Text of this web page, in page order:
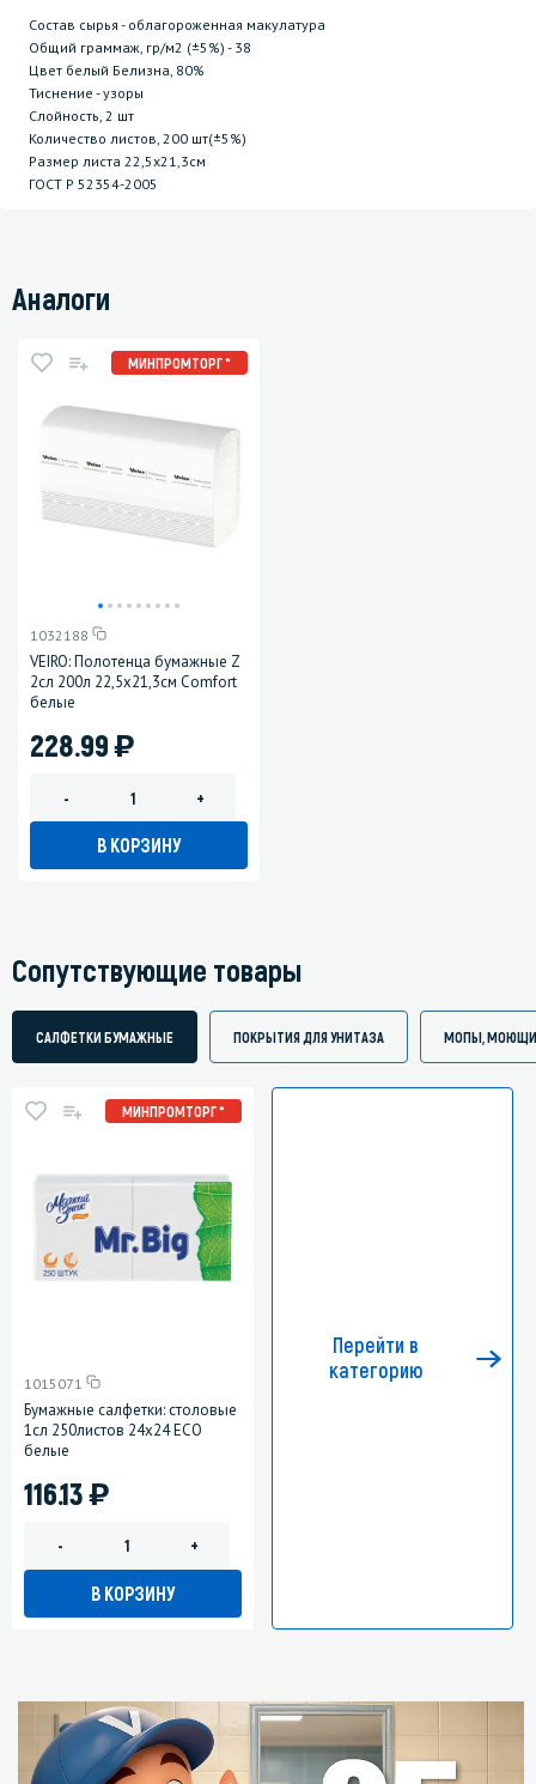
Состав сырья - облагороженная макулатура
Общий граммаж, гр/м2 (±5%) - 38
Цвет белый Белизна, 80%
Тиснение - узоры
Слойность, 2 шт
Количество листов, 200 шт(±5%)
Размер листа 22,5х21,3см
ГОСТ P 52354-2005
Аналоги
МИНПРОМТОРГ *
1032188
VEIRO: Полотенца бумажные Z
2сл 200л 22,5х21,3см Comfort
белые
228.99)
- +
В КОРЗИНУ
Сопутствующие товары
САЛФЕТКИ БУМАЖНЫЕ ПОКРЫТИЯ ДЛЯ УНИТАЗА МОПЫ,
МИНПРОМТОРГ *
1015071
Бумажные салфетки: столовые
1сл 250листов 24х24 ЕСО
белые
116.13)
- +
В КОРЗИНУ
Перейти в
категорию